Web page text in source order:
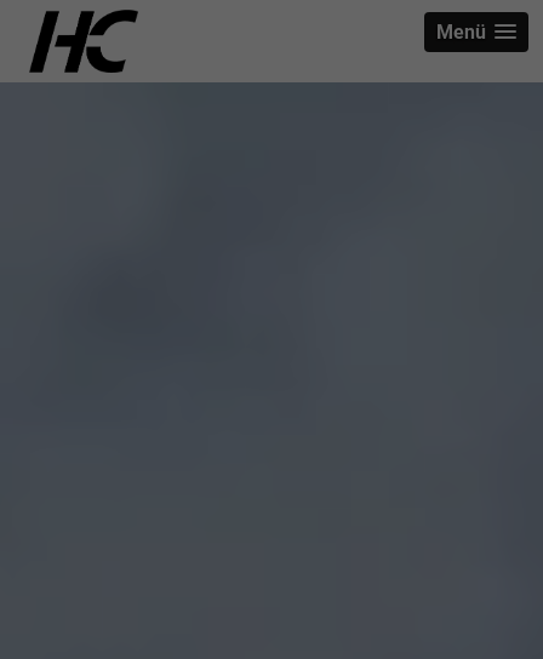
strict-origin-when-cross-origin
Menü